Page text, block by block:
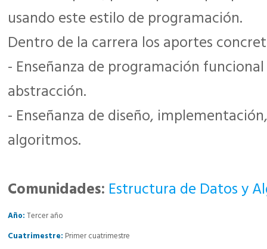
usando este estilo de programación.
Dentro de la carrera los aportes
- Enseñanza de programación
abstracción.
- Enseñanza de diseño,
algoritmos.
Comunidades: Estructura de Datos y
Año:Tercer año
Cuatrimestre: Primer cuatrimestre